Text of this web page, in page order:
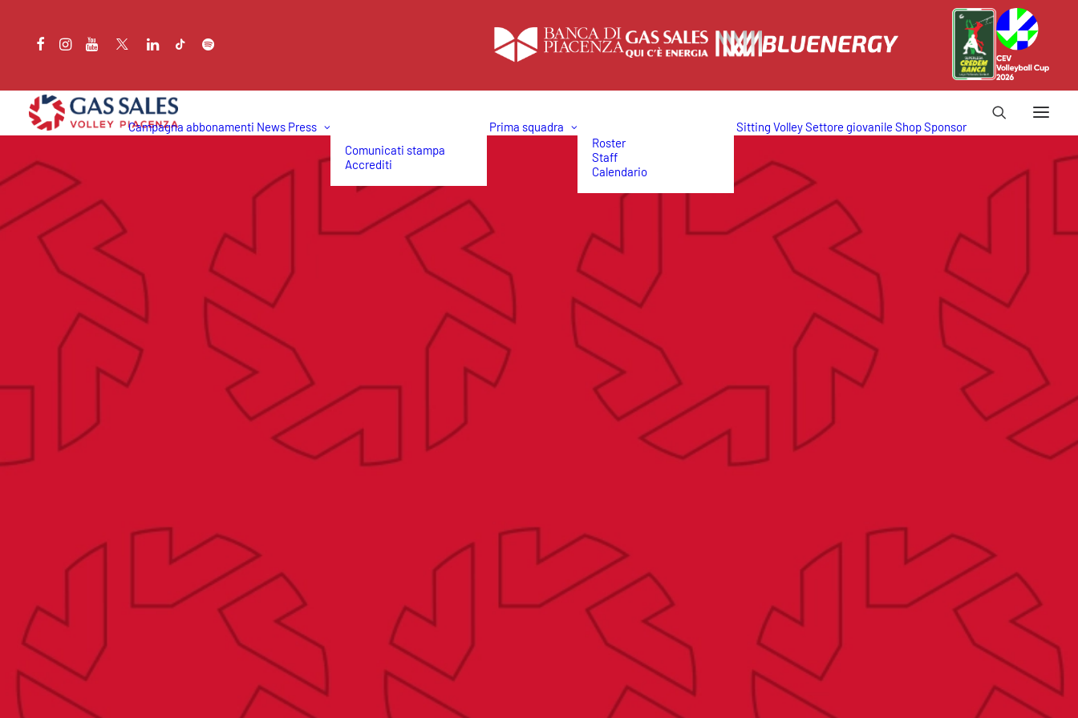
Campagna abbonamenti News Press
Comunicati stampa
Accrediti
Prima squadra
Roster
Staff
Calendario
Sitting VolleySettore giovanile ShopSponsor